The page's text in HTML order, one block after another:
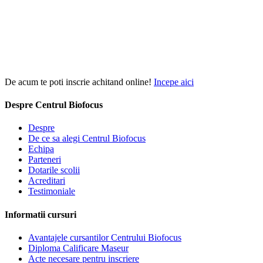
De acum te poti inscrie achitand online! Incepe aici
Despre Centrul Biofocus
Despre
De ce sa alegi Centrul Biofocus
Echipa
Parteneri
Dotarile scolii
Acreditari
Testimoniale
Informatii cursuri
Avantajele cursantilor Centrului Biofocus
Diploma Calificare Maseur
Acte necesare pentru inscriere